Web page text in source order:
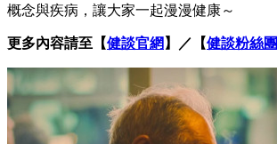
概念與疾病，讓大家一起漫漫健康～
更多內容請至【健談官網 】／【健談粉絲團